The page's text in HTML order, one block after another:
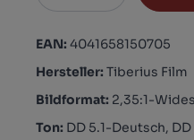
EAN:4041658150705
Hersteller:Tiberius Film
Bildformat: 2,35:1-
Ton: DD 5.1-Deutsch,